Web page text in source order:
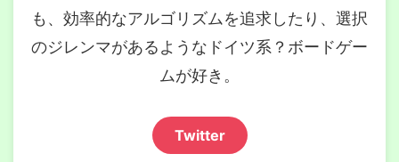
も、効率的なアルゴリズムを追求したり、選択
のジレンマがあるようなドイツ系？ボードゲー
ムが好き。
Twitter